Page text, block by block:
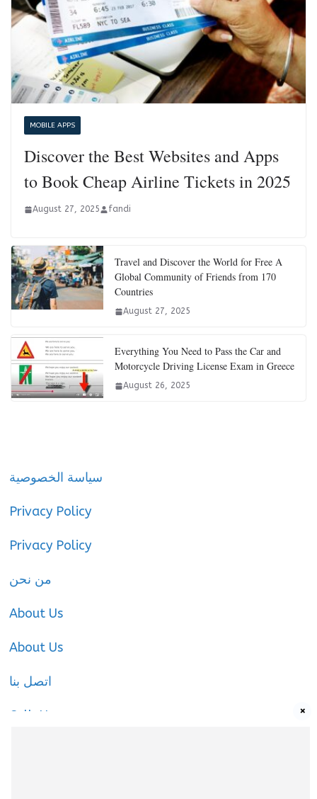
MOBILE APPS
Discover the Best Websites and Apps
to Book Cheap Airline Tickets in 2025
August 27, 2025 fandi
Travel and Discover the World for Free A
Global Community of Friends from 170
Countries
August 27, 2025
Everything You Need to Pass the Car and
Motorcycle Driving License Exam in Greece
August 26, 2025
سياسة الخصوصية
Privacy Policy
Privacy Policy
من نحن
About Us
About Us
اتصل بنا
Call-Us ×